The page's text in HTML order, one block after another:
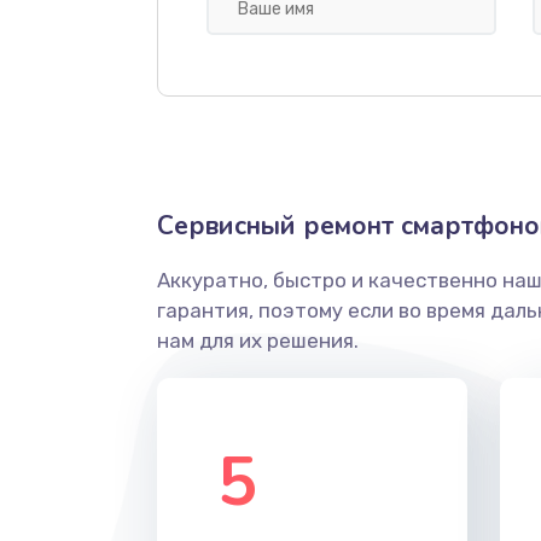
Ремонт камеры
Замена кнопки включения
Сервисный ремонт
Аккуратно, быстро и качественно
гарантия, поэтому если во время
нам для их решения.
5